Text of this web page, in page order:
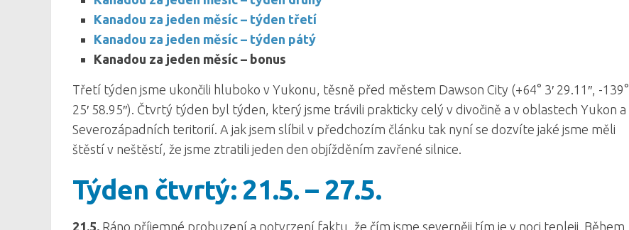
Kanadou za jeden měsíc – týden třetí
Kanadou za jeden měsíc – týden pátý
Kanadou za jeden měsíc – bonus
Třetí týden jsme ukončili hluboko v Yukonu, těsně před městem Dawson City (+64° 3′ 29.11″, -139°
25′ 58.95″). Čtvrtý týden byl týden, který jsme trávili prakticky celý v divočině a v oblastech Yukon a
Severozápadních teritorií. A jak jsem slíbil v předchozím článku tak nyní se dozvíte jaké jsme měli
štěstí v neštěstí, že jsme ztratili jeden den objížděním zavřené silnice.
Týden čtvrtý: 21.5. – 27.5.
21.5. Ráno příjemné probuzení a potvrzení faktu, že čím jsme severněji tím je v noci tepleji. Během